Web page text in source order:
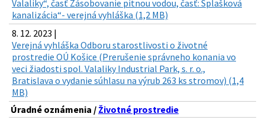
Valaliky“, časť Zásobovanie pitnou vodou, časť: Splašková
kanalizácia“- verejná vyhláška (1,2 MB)
8. 12. 2023 |
Verejná vyhláška Odboru starostlivosti o životné
prostredie OÚ Košice (Prerušenie správneho konania vo
veci žiadosti spol. Valaliky Industrial Park, s. r. o.,
Bratislava o vydanie súhlasu na výrub 263 ks stromov) (1,4
MB)
Úradné oznámenia / Životné prostredie